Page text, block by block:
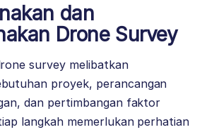
dan
Drone Survey
survey melibatkan
proyek, perancangan
dan pertimbangan faktor
langkah memerlukan perhatian